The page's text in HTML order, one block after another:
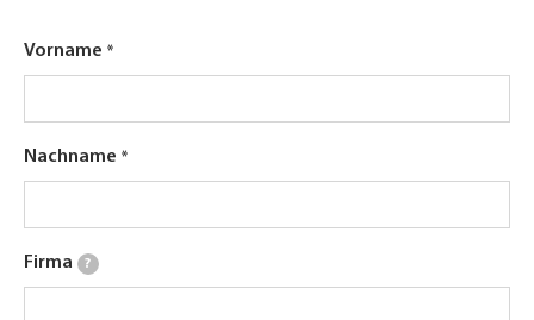
Vorname
Nachname
Firma ?